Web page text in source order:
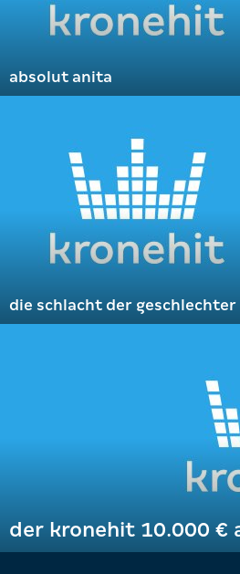
absolut anita
die schlacht der geschlechter
der kronehit 10.000 €